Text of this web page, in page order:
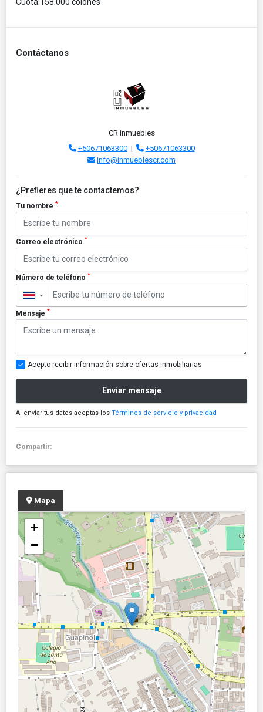
Contáctanos
CR Inmuebles
+50671063300|
+50671063300
info@inmueblescr.com
¿Prefieres que te contactemos?
Tu nombre *
Correo electrónico *
Número de teléfono *
▼
Mensaje *
Acepto recibir información sobre ofertas inmobiliarias
Enviar mensaje
Al enviar tus datos aceptas los Términos de servicio y privacidad
Compartir:
Mapa
+
−